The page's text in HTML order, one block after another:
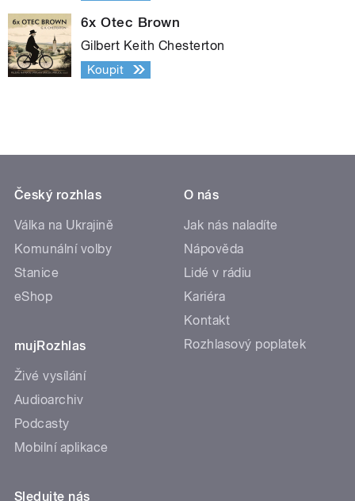
6x Otec Brown
Gilbert Keith Chesterton
Koupit
Český rozhlas
Válka na Ukrajině
Komunální volby
Stanice
eShop
mujRozhlas
Živé vysílání
Audioarchiv
Podcasty
Mobilní aplikace
O nás
Jak nás naladíte
Nápověda
Lidé v rádiu
Kariéra
Kontakt
Rozhlasový poplatek
Sledujte nás